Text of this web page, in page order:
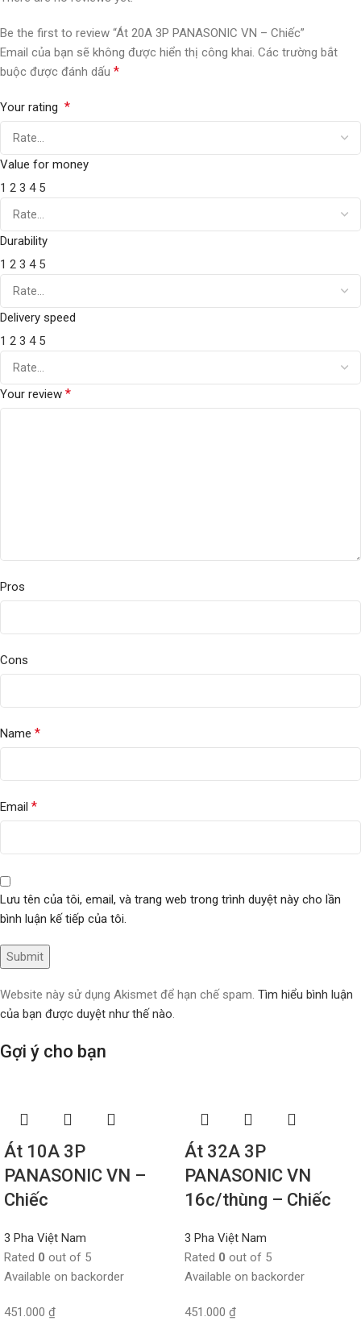
Be the first to review “Át 20A 3P PANASONIC VN – Chiếc”
Email của bạn sẽ không được hiển thị công khai. Các trường bắt
buộc được đánh dấu *
Your rating *
Value for money
1 2 3 4 5
Durability
1 2 3 4 5
Delivery speed
1 2 3 4 5
Your review *
Pros
Cons
Name *
Email *
Lưu tên của tôi, email, và trang web trong trình duyệt này cho lần
bình luận kế tiếp của tôi.
Website này sử dụng Akismet để hạn chế spam. Tìm hiểu bình luận
của bạn được duyệt như thế nào.
Gợi ý cho bạn
Át 10A 3P
PANASONIC VN –
Chiếc
3 Pha Việt Nam
Rated 0 out of 5
Available on backorder
451.000 ₫
Át 32A 3P
PANASONIC VN
16c/thùng – Chiếc
3 Pha Việt Nam
Rated 0 out of 5
Available on backorder
451.000 ₫